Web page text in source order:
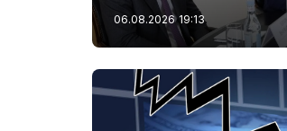
06.08.2026 19:13